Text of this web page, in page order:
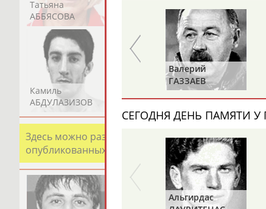
Татьяна
АББЯСОВА
АБДИКАРИМОВА
АБДРАХМАНОВ
Камиль
АБДУЛАЗИЗОВ
АБДУЛБЕКОВ
Камалудин
АБДУЛДАУДОВ
Здесь можно разместить информацию о хорошо
опубликованных записях. Страна должна знать
Валерий
ГАЗЗАЕВ
Владимир
РЫБАКОВ
СЕГОДНЯ ДЕНЬ ПАМЯТИ
Альгирдас
Иван